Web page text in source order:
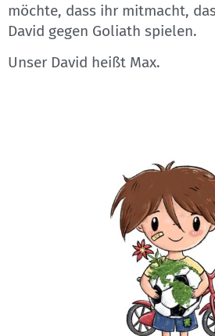
möchte, dass ihr mitmacht,
David gegen Goliath spielen.
Unser David heißt Max.